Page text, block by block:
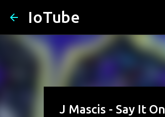
IoTube
J Mascis - Say It On